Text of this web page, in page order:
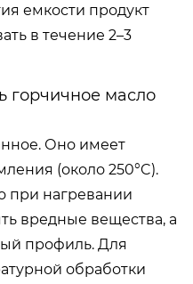
емкости продукт
в течение 2–3
горчичное масло
Оно имеет
(около 250°C).
при нагревании
вредные вещества, а
профиль. Для
обработки